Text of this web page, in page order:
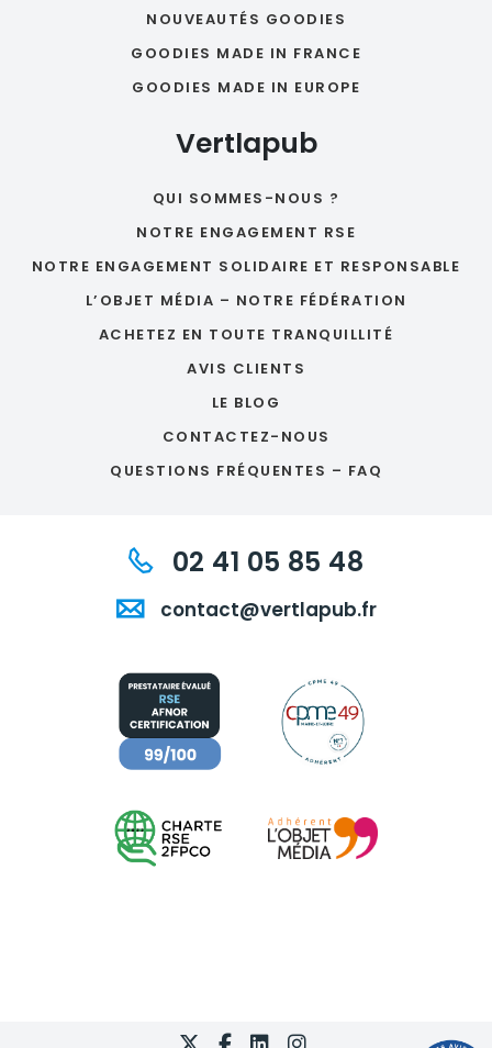
NOUVEAUTÉS GOODIES
GOODIES MADE IN FRANCE
GOODIES MADE IN EUROPE
Vertlapub
QUI SOMMES-NOUS ?
NOTRE ENGAGEMENT RSE
NOTRE ENGAGEMENT SOLIDAIRE ET RESPONSABLE
L’OBJET MÉDIA – NOTRE FÉDÉRATION
ACHETEZ EN TOUTE TRANQUILLITÉ
AVIS CLIENTS
LE BLOG
CONTACTEZ-NOUS
QUESTIONS FRÉQUENTES – FAQ
02 41 05 85 48
contact@vertlapub.fr